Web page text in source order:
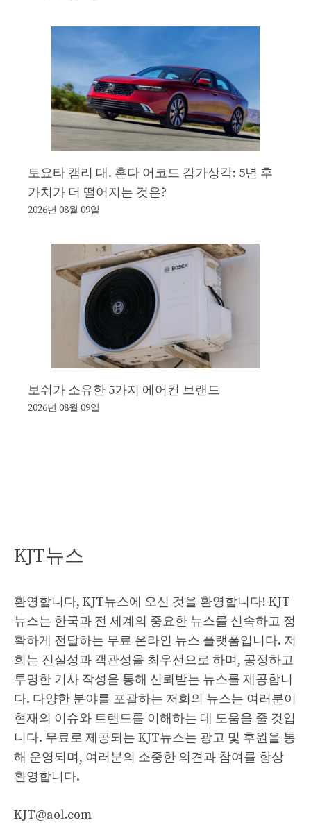
토요타 캠리 대. 혼다 어코드 감가상각: 5년 후
가치가 더 떨어지는 것은?
2026년 08월 09일
보쉬가 소유한 5가지 에어컨 브랜드
2026년 08월 09일
KJT뉴스
환영합니다, KJT뉴스에 오신 것을 환영합니다! KJT
뉴스는 한국과 전 세계의 중요한 뉴스를 신속하고 정
확하게 전달하는 무료 온라인 뉴스 플랫폼입니다. 저
희는 진실성과 객관성을 최우선으로 하며, 공정하고
투명한 기사 작성을 통해 신뢰받는 뉴스를 제공합니
다. 다양한 분야를 포괄하는 저희의 뉴스는 여러분이
현재의 이슈와 트렌드를 이해하는 데 도움을 줄 것입
니다. 무료로 제공되는 KJT뉴스는 광고 및 후원을 통
해 운영되며, 여러분의 소중한 의견과 참여를 항상
환영합니다.
KJT@aol.com